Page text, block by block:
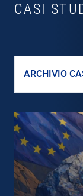
CASI
ARCHIVIO